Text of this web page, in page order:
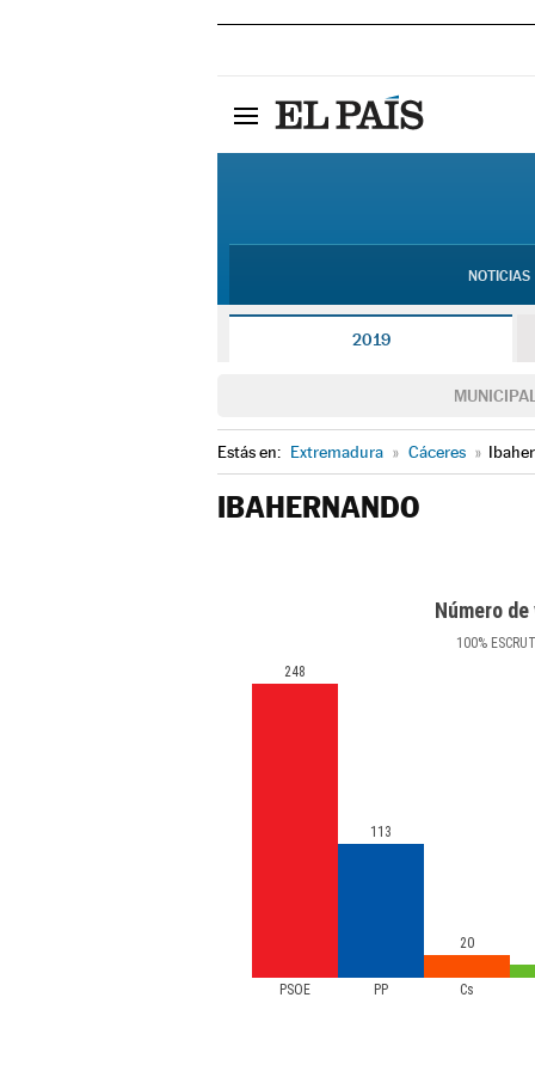
NOTICIAS
2019
Estás en: Extremadura » Cáceres »
IBAHERNANDO
Número
100%
PSOE PP Cs
248
113
20